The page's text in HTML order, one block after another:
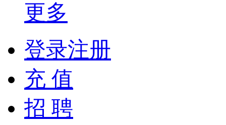
更多
登录注册
充 值
招 聘